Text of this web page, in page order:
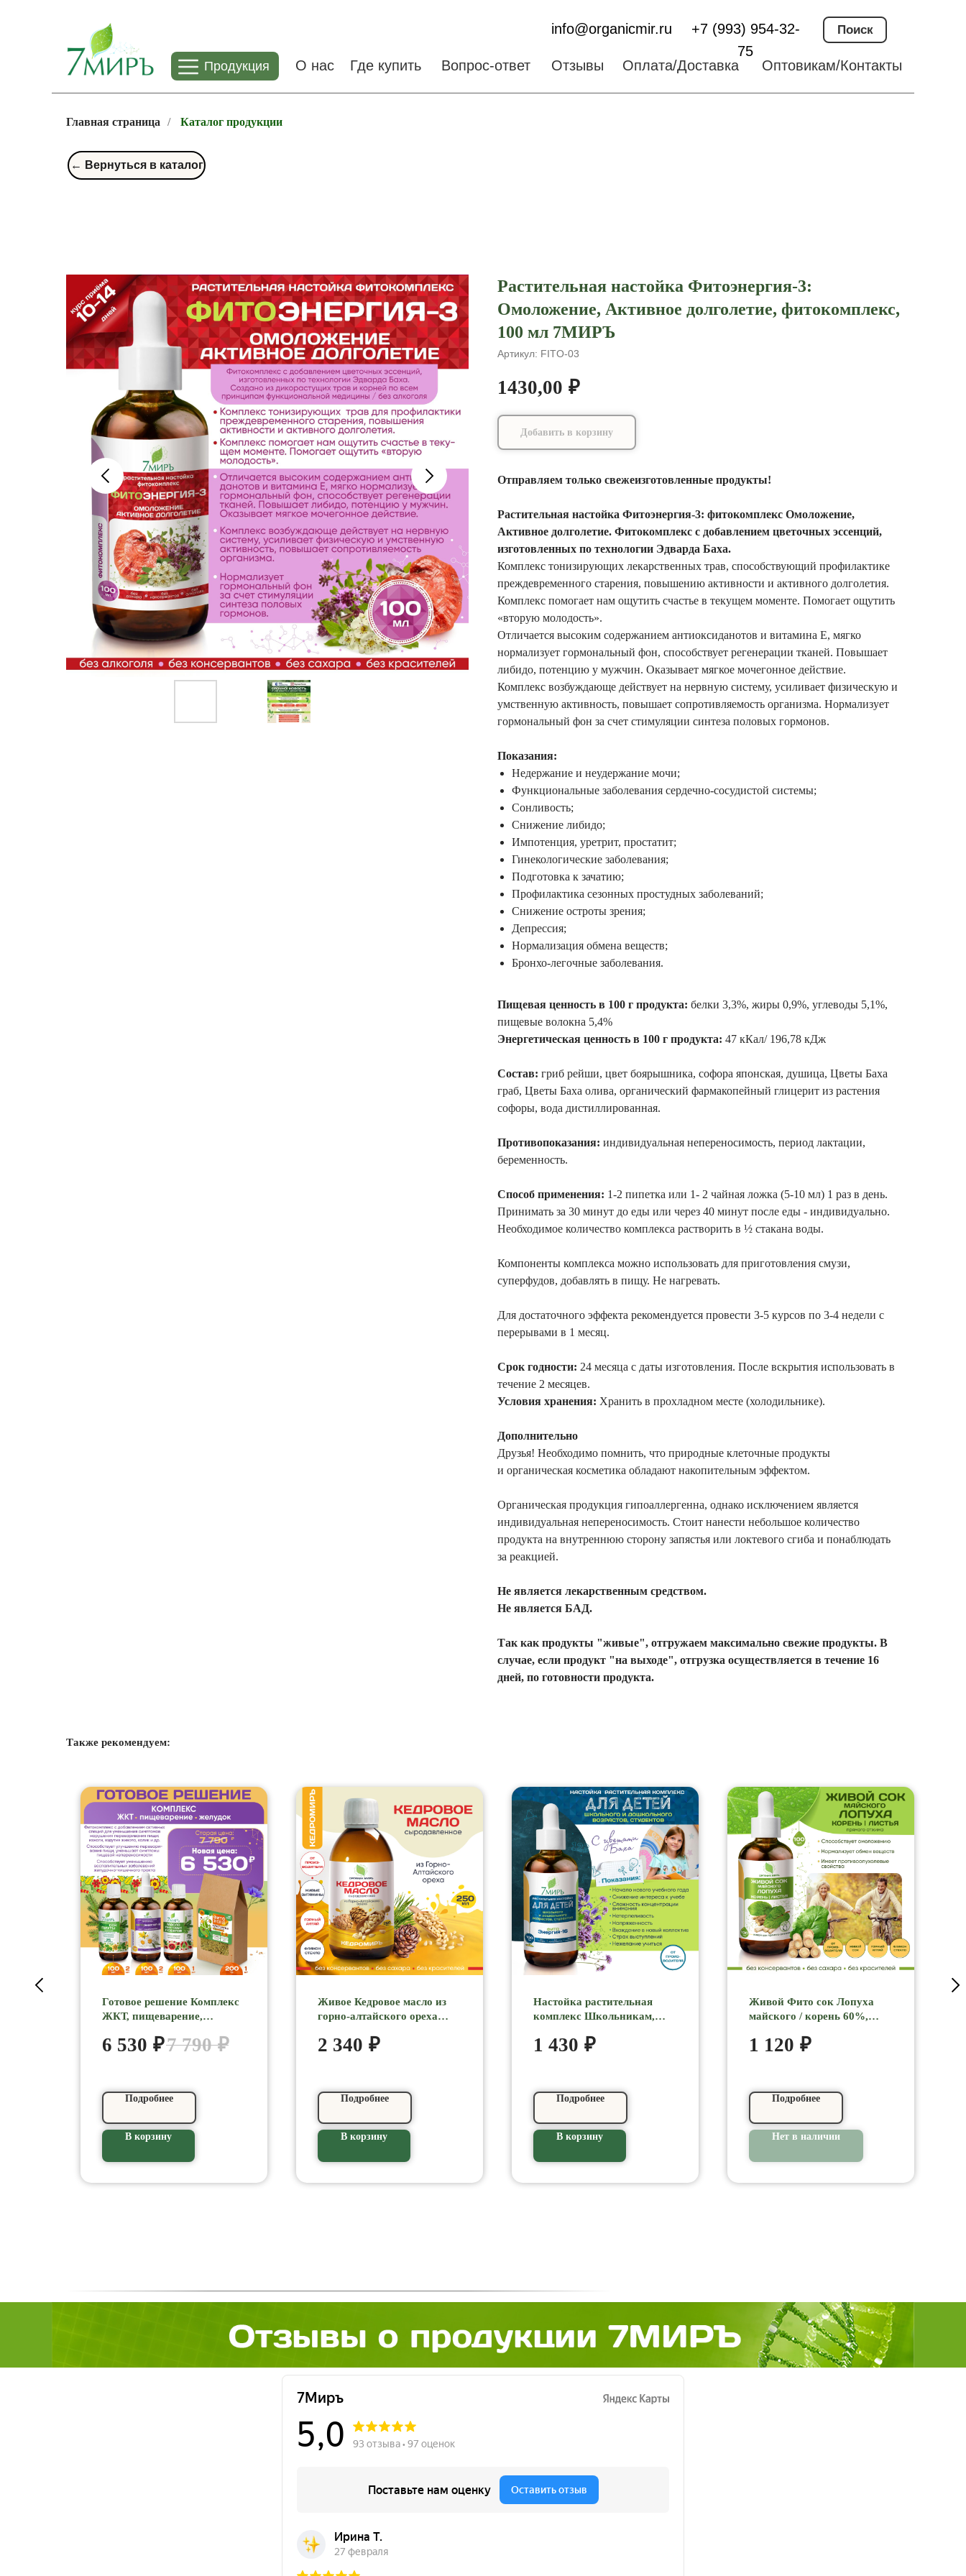
О нас Где купить Вопрос-ответ Отзывы Оплата/Доставка Оптовикам/Контакты
Поиск
info@organicmir.ru
+7 (993) 954-32-
75
Продукция
Главная страница / Каталог продукции
← Вернуться в каталог
Растительная настойка Фитоэнергия-3:
Омоложение, Активное долголетие, фитокомплекс,
100 мл 7МИРЪ
Артикул: FITO-03
1430,00 ₽
Добавить в корзину
Отправляем только свежеизготовленные продукты!
Растительная настойка Фитоэнергия-3: фитокомплекс Омоложение,
Активное долголетие. Фитокомплекс с добавлением цветочных эссенций,
изготовленных по технологии Эдварда Баха.
Комплекс тонизирующих лекарственных трав, способствующий профилактике
преждевременного старения, повышению активности и активного долголетия.
Комплекс помогает нам ощутить счастье в текущем моменте. Помогает ощутить
«вторую молодость».
Отличается высоким содержанием антиоксиданотов и витамина Е, мягко
нормализует гормональный фон, способствует регенерации тканей. Повышает
либидо, потенцию у мужчин. Оказывает мягкое мочегонное действие.
Комплекс возбуждающе действует на нервную систему, усиливает физическую и
умственную активность, повышает сопротивляемость организма. Нормализует
гормональный фон за счет стимуляции синтеза половых гормонов.
Показания:
Недержание и неудержание мочи;
Функциональные заболевания сердечно-сосудистой системы;
Сонливость;
Снижение либидо;
Импотенция, уретрит, простатит;
Гинекологические заболевания;
Подготовка к зачатию;
Профилактика сезонных простудных заболеваний;
Снижение остроты зрения;
Депрессия;
Нормализация обмена веществ;
Бронхо-легочные заболевания.
Пищевая ценность в 100 г продукта: белки 3,3%, жиры 0,9%, углеводы 5,1%,
пищевые волокна 5,4%
Энергетическая ценность в 100 г продукта: 47 кКал/ 196,78 кДж
Состав: гриб рейши, цвет боярышника, софора японская, душица, Цветы Баха
граб, Цветы Баха олива, органический фармакопейный глицерит из растения
софоры, вода дистиллированная.
Противопоказания: индивидуальная непереносимость, период лактации,
беременность.
Способ применения: 1-2 пипетка или 1- 2 чайная ложка (5-10 мл) 1 раз в день.
Принимать за 30 минут до еды или через 40 минут после еды - индивидуально.
Необходимое количество комплекса растворить в ½ стакана воды.
Компоненты комплекса можно использовать для приготовления смузи,
суперфудов, добавлять в пищу. Не нагревать.
Для достаточного эффекта рекомендуется провести 3-5 курсов по 3-4 недели с
перерывами в 1 месяц.
Срок годности: 24 месяца с даты изготовления. После вскрытия использовать в
течение 2 месяцев.
Условия хранения: Хранить в прохладном месте (холодильнике).
Дополнительно
Друзья! Необходимо помнить, что природные клеточные продукты
и органическая косметика обладают накопительным эффектом.
Органическая продукция гипоаллергенна, однако исключением является
индивидуальная непереносимость. Стоит нанести небольшое количество
продукта на внутреннюю сторону запястья или локтевого сгиба и понаблюдать
за реакцией.
Не является лекарственным средством.
Не является БАД.
Так как продукты "живые", отгружаем максимально свежие продукты. В
случае, если продукт "на выходе", отгрузка осуществляется в течение 16
дней, по готовности продукта.
Также рекомендуем:
Готовое решение Комплекс
ЖКТ, пищеварение,
6 530 ₽7 790 ₽
Подробнее
В корзину
Живое Кедровое масло из
горно-алтайского ореха
сыродавленное, премиум,
2 340 ₽
Подробнее
В корзину
Настойка растительная
комплекс Школьникам,
для детей, подростков,
1 430 ₽
Подробнее
В корзину
Живой Фито сок Лопуха
майского / корень 60%,
+ плазмолизирование +
Горный Алтай 7МИРЪ
1 120 ₽
Подробнее
Нет в наличии